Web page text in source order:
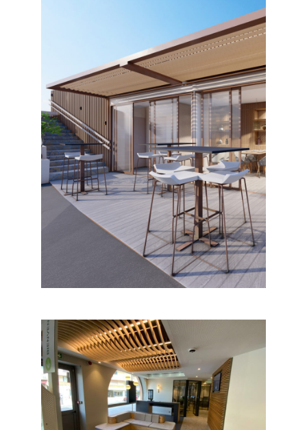
RESTAURANT LE ROCHER- LA
GAROUPE
Locaux professionnels